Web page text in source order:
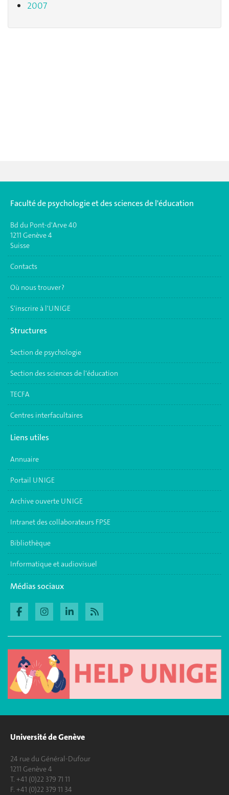
2007
Faculté de psychologie et des sciences de l'éducation
Bd du Pont-d'Arve 40
1211 Genève 4
Suisse
Contacts
Où nous trouver ?
S'inscrire à l'UNIGE
Structures
Section de psychologie
Section des sciences de l'éducation
TECFA
Centres interfacultaires
Liens utiles
Annuaire
Portail UNIGE
Archive ouverte UNIGE
Intranet des collaborateurs FPSE
Bibliothèque
Informatique et audiovisuel
Médias sociaux
Université de Genève
24 rue du Général-Dufour
1211 Genève 4
T. +41 (0)22 379 71 11
F. +41 (0)22 379 11 34